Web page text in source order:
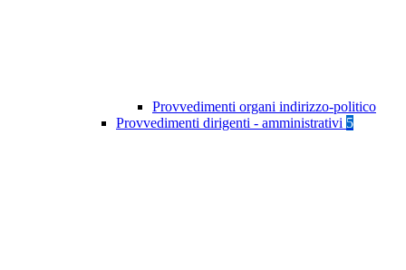
Provvedimenti organi indirizzo-politico
Provvedimenti dirigenti - amministrativi 5